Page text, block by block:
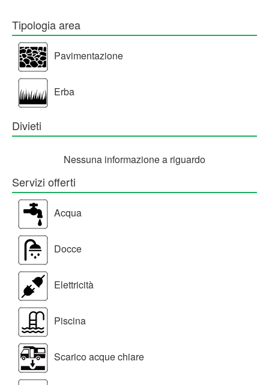
Tipologia area
Pavimentazione
Erba
Divieti
Nessuna informazione a riguardo
Servizi offerti
Acqua
Docce
Elettricità
Piscina
Scarico acque chiare